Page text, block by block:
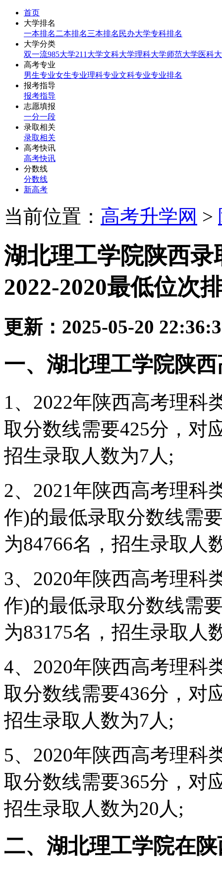
首页
大学排名
一本排名 二本排名三本排名 民办大学专科排名
大学分类
双一流985大学211大学文科大学理科大学师范大学医科
高考专业
男生专业女生专业理科专业文科专业专业排名
报考指导
报考指导
志愿填报
一分一段
录取相关
录取相关
高考快讯
高考快讯
分数线
分数线
新高考
当前位置： 高考升学网 >
湖北理工学院陕西
2022-2020最低位次
更新：2025-05-20
一、湖北理工学院陕
1、2022年陕西高考理科
取分数线需要425分，对
招生录取人数为7人;
2、2021年陕西高考理科
作)的最低录取分数线需
为84766名，招生录取人
3、2020年陕西高考理科
作)的最低录取分数线需
为83175名，招生录取人
4、2020年陕西高考理科
取分数线需要436分，对
招生录取人数为7人;
5、2020年陕西高考理科
取分数线需要365分，对
招生录取人数为20人;
二、湖北理工学院在